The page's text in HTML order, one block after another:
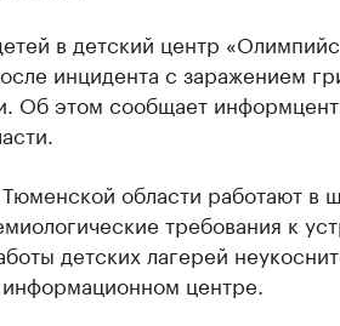
в детский центр
инцидента с заражением
Об этом сообщает
области работают в
требования к
детских лагерей
центре.